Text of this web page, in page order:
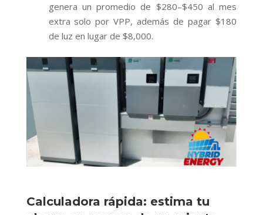
genera un promedio de $280–$450 al mes
extra solo por VPP, además de pagar $180
de luz en lugar de $8,000.
Calculadora rápida: estima tu